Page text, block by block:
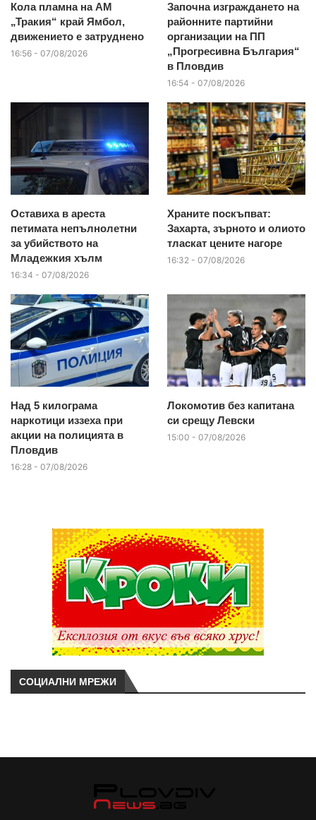
Кола пламна на АМ
„Тракия“ край Ямбол,
движението е затруднено
16:56 - 07/08/2026
Започна изграждането на
районните партийни
организации на ПП
„Прогресивна България“
в Пловдив
16:54 - 07/08/2026
Оставиха в ареста
петимата непълнолетни
за убийството на
Младежкия хълм
16:34 - 07/08/2026
Храните поскъпват:
Захарта, зърното и олиото
тласкат цените нагоре
16:32 - 07/08/2026
Над 5 килограма
наркотици иззеха при
акции на полицията в
Пловдив
16:28 - 07/08/2026
Локомотив без капитана
си срещу Левски
15:00 - 07/08/2026
СОЦИАЛНИ МРЕЖИ